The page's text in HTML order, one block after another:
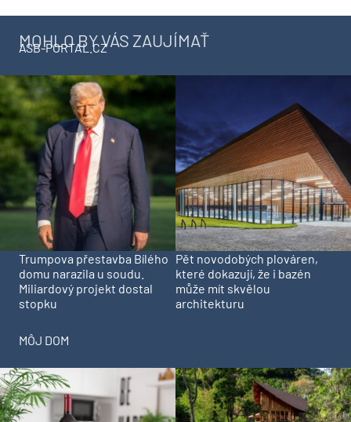
MOHLO BY VÁS ZAUJÍMAŤ
ASB-PORTAL.CZ
Trumpova přestavba Bílého
domu narazila u soudu.
Miliardový projekt dostal
stopku
Pět novodobých plováren,
které dokazují, že i bazén
může mít skvělou
architekturu
MÔJ DOM